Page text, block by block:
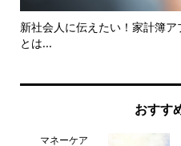
新社会人に伝えたい！家計簿
とは...
おすす
マネーケア